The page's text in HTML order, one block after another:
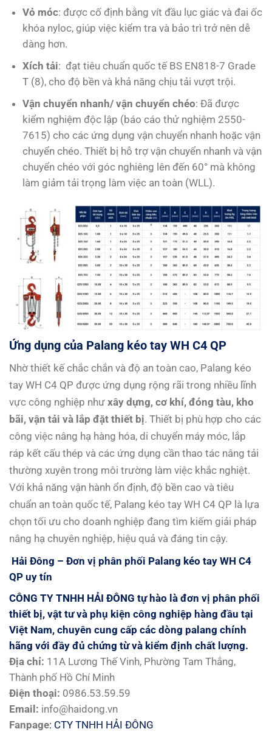
Vỏ móc: được cố định bằng vít đầu lục giác và đai ốc
khóa nyloc, giúp việc kiểm tra và bảo trì trở nên dễ
dàng hơn.
Xích tải: đạt tiêu chuẩn quốc tế BS EN818-7 Grade
T (8), cho độ bền và khả năng chịu tải vượt trội.
Vận chuyển nhanh/ vận chuyển chéo: Đã được
kiểm nghiệm độc lập (báo cáo thử nghiệm 2550-
7615) cho các ứng dụng vận chuyển nhanh hoặc vận
chuyển chéo. Thiết bị hỗ trợ vận chuyển nhanh và vận
chuyển chéo với góc nghiêng lên đến 60° mà không
làm giảm tải trọng làm việc an toàn (WLL).
Ứng dụng của Palang kéo tay WH C4 QP
Nhờ thiết kế chắc chắn và độ an toàn cao, Palang kéo
tay WH C4 QP được ứng dụng rộng rãi trong nhiều lĩnh
vực công nghiệp như xây dựng, cơ khí, đóng tàu, kho
bãi, vận tải và lắp đặt thiết bị. Thiết bị phù hợp cho các
công việc nâng hạ hàng hóa, di chuyển máy móc, lắp
ráp kết cấu thép và các ứng dụng cần thao tác nâng tải
thường xuyên trong môi trường làm việc khắc nghiệt.
Với khả năng vận hành ổn định, độ bền cao và tiêu
chuẩn an toàn quốc tế, Palang kéo tay WH C4 QP là lựa
chọn tối ưu cho doanh nghiệp đang tìm kiếm giải pháp
nâng hạ chuyên nghiệp, hiệu quả và đáng tin cậy.
Hải Đông – Đơn vị phân phối Palang kéo tay WH C4
QP uy tín
CÔNG TY TNHH HẢI ĐÔNG tự hào là đơn vị phân phối
thiết bị, vật tư và phụ kiện công nghiệp hàng đầu tại
Việt Nam, chuyên cung cấp các dòng palang chính
hãng với đầy đủ chứng từ và kiểm định chất lượng.
Địa chỉ: 11A Lương Thế Vinh, Phường Tam Thắng,
Thành phố Hồ Chí Minh
Điện thoại: 0986.53.59.59
Email: info@haidong.vn
Fanpage: CTY TNHH HẢI ĐÔNG